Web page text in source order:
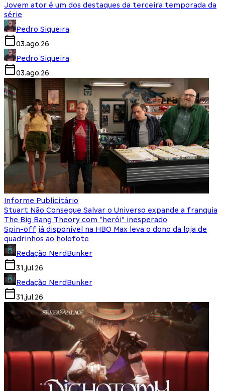
Jovem ator é um dos destaques da terceira temporada da
série
Pedro Siqueira
03.ago.26
Pedro Siqueira
03.ago.26
Informe Publicitário
Stuart Não Consegue Salvar o Universo expande a franquia
The Big Bang Theory com “herói” inesperado
Spin-off já disponível na HBO Max leva o dono da loja de
quadrinhos ao holofote
Redação NerdBunker
31.jul.26
Redação NerdBunker
31.jul.26